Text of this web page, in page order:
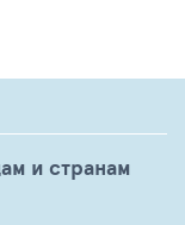
и странам